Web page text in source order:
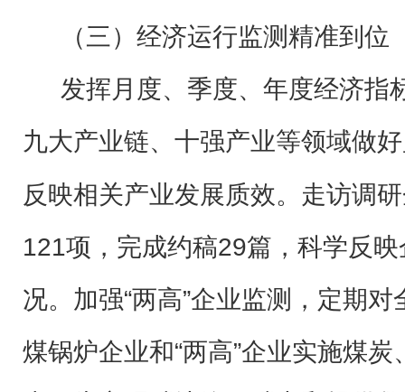
（三）经济运行监测精准到位
发挥月度、季度、年度经济指
九大产业链、十强产业等领域做
反映相关产业发展质效。走访调
121项，完成约稿29篇，科学反
况。加强“两高”企业监测，定期
煤锅炉企业和“两高”企业实施煤